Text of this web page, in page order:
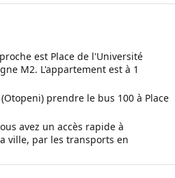
est Place de l'Université
M2. L'appartement est à 1
prendre le bus 100 à Place
avez un accès rapide à
ville, par les transports en